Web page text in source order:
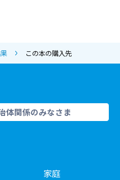
この本の購入先
体関係のみなさま
家庭